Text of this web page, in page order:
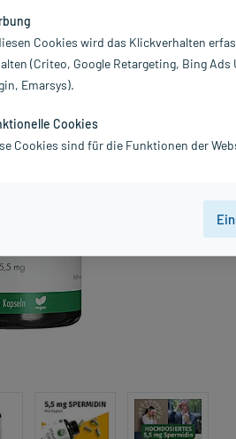
sichern
Cookies wird das Klickverhalten
(Criteo, Google Retargeting, Bing
Emarsys).
Cookies
Cookies sind für die Funktionen der